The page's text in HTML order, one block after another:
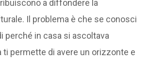
a diffondere la
Il problema è che se conosci
perché in casa si ascoltava
permette di avere un orizzonte e